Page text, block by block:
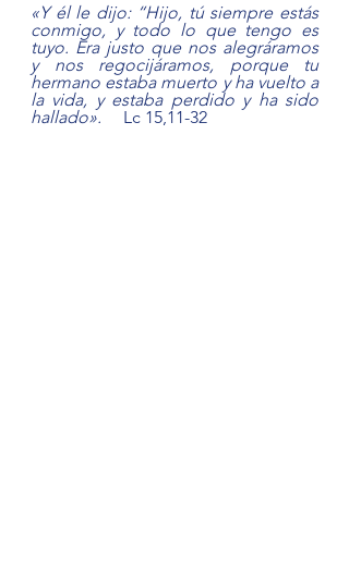
«Y él le dijo: “Hijo, tú siempre estás
conmigo, y todo lo que tengo es
tuyo. Era justo que nos alegráramos
y nos regocijáramos, porque tu
hermano estaba muerto y ha vuelto a
la vida, y estaba perdido y ha sido
hallado». Lc 15,11-32